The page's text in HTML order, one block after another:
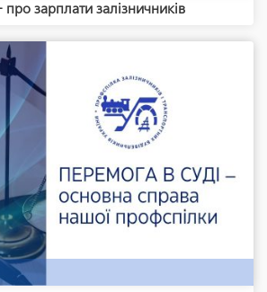
про зарплати залізничників